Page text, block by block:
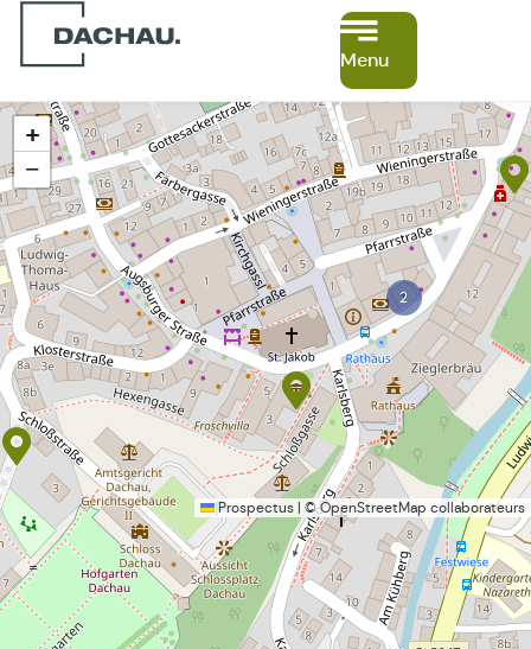
Menu
2
+
−
Prospectus | ©OpenStreetMap collaborateurs
Tout ce qui concerne Dachau
Filtrez votre recherche :
Points de vue
Sélection gastronomie